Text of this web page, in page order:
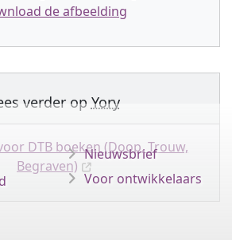
de afbeelding
verder op Yory
DTB boeken (Doop, Trouw,
Begraven)
Nieuwsbrief
Voor ontwikkelaars